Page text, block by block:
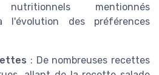
mentionnés
l'évolution des préférences
: De nombreuses recettes